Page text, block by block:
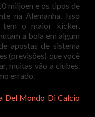
miljoen e os tipos de
na Alemanha. Isso
o maior kicker,
a bola em algum
apostas de sistema
(previsões) que você
muitas vão a clubes.
errado.
Del Mondo Di Calcio